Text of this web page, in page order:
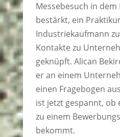
Messebesuch in dem
bestärkt, ein
Industriekaufmann
Kontakte zu
geknüpft. Alican
er an einem
einen Fragebogen
ist jetzt gespannt, ob
zu einem
bekommt.